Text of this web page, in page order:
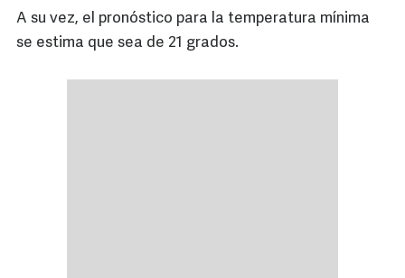
A su vez, el pronóstico para la temperatura mínima
se estima que sea de 21 grados.